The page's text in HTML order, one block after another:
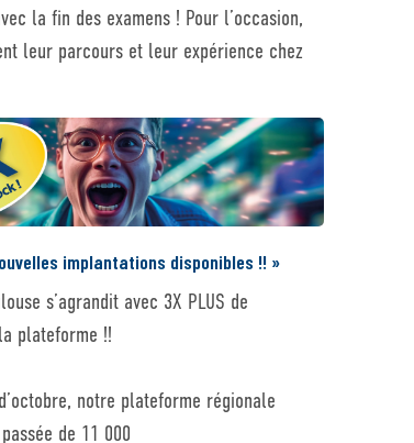
la fin des examens ! Pour l’occasion,
leur parcours et leur expérience chez
implantations disponibles !! »
s’agrandit avec 3X PLUS de
plateforme !!
notre plateforme régionale
de 11 000